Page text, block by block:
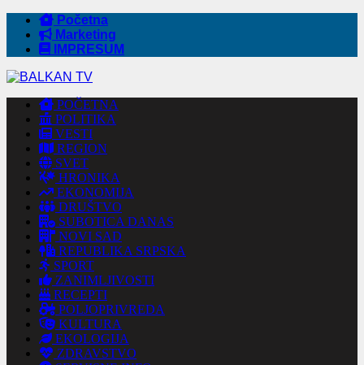
Početna
Marketing
IMPRESUM
POČETNA
POLITIKA
VESTI
REGION
SVET
HRONIKA
EKONOMIJA
DRUŠTVO
SUBOTICA DANAS
NOVI SAD
REPUBLIKA SRPSKA
SPORT
ZANIMLJIVOSTI
RECEPTI
POLJOPRIVREDA
KULTURA
EKOLOGIJA
ZDRAVSTVO